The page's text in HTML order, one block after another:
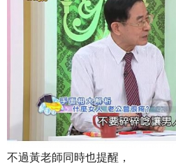
不過黃老師同時也提醒，